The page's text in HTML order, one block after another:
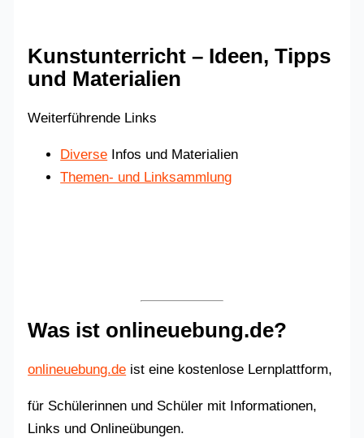
Kunstunterricht – Ideen, Tipps
und Materialien
Weiterführende Links
Diverse Infos und Materialien
Themen- und Linksammlung
Was ist onlineuebung.de?
onlineuebung.de ist eine kostenlose Lernplattform,
für Schülerinnen und Schüler mit Informationen,
Links und Onlineübungen.